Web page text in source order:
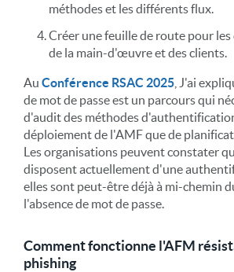
méthodes et les différents flux.
Créer une feuille de route pour
de la main-d'œuvre et des clients.
Au Conférence RSAC 2025 , J'ai
de mot de passe est un parcours qui
d'audit des méthodes
déploiement de l'AMF que de
Les organisations peuvent constater
disposent actuellement d'une
elles sont peut-être déjà à mi-chemin
l'absence de mot de passe.
Comment fonctionne l'AFM
phishing